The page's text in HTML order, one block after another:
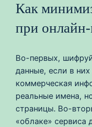
Как
при
Во-первых,
данные, если в
коммерческая
реальные имена,
страницы. Во-
«облаке»